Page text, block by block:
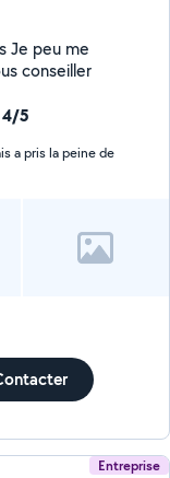
Je peu me
conseiller
4/5
a pris la peine de
Entreprise